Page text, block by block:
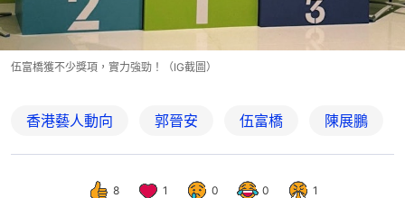
伍富橋獲不少獎項，實力強勁！（IG截圖）
香港藝人動向 郭晉安 伍富橋 陳展鵬
8 1 0 0 1